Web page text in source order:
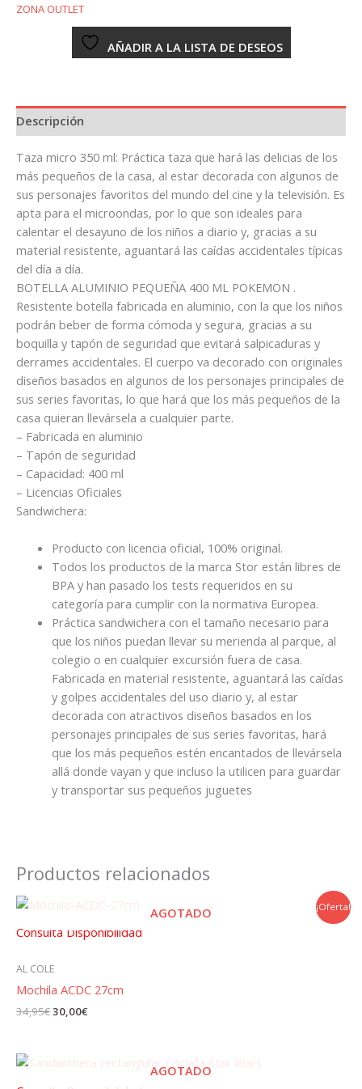
ZONA OUTLET
AÑADIR A LA LISTA DE DESEOS
Descripción
Taza micro 350 ml: Práctica taza que hará las delicias de los
más pequeños de la casa, al estar decorada con algunos de
sus personajes favoritos del mundo del cine y la televisión. Es
apta para el microondas, por lo que son ideales para
calentar el desayuno de los niños a diario y, gracias a su
material resistente, aguantará las caídas accidentales típicas
del día a día.
BOTELLA ALUMINIO PEQUEÑA 400 ML POKEMON .
Resistente botella fabricada en aluminio, con la que los niños
podrán beber de forma cómoda y segura, gracias a su
boquilla y tapón de seguridad que evitará salpicaduras y
derrames accidentales. El cuerpo va decorado con originales
diseños basados en algunos de los personajes principales de
sus series favoritas, lo que hará que los más pequeños de la
casa quieran llevársela a cualquier parte.
– Fabricada en aluminio
– Tapón de seguridad
– Capacidad: 400 ml
– Licencias Oficiales
Sandwichera:
Producto con licencia oficial, 100% original.
Todos los productos de la marca Stor están libres de
BPA y han pasado los tests requeridos en su
categoría para cumplir con la normativa Europea.
Práctica sandwichera con el tamaño necesario para
que los niños puedan llevar su merienda al parque, al
colegio o en cualquier excursión fuera de casa.
Fabricada en material resistente, aguantará las caídas
y golpes accidentales del uso diario y, al estar
decorada con atractivos diseños basados en los
personajes principales de sus series favoritas, hará
que los más pequeños estén encantados de llevársela
allá donde vayan y que incluso la utilicen para guardar
y transportar sus pequeños juguetes
Productos relacionados
¡Oferta!
AGOTADO
Consulta Disponibilidad
AL COLE
Mochila ACDC 27cm
34,95€El
30,00€
AGOTADO